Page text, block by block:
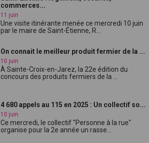
commerces...
11 juin
Une visite itinérante menée ce mercredi 10 juin
par le maire de Saint-Étienne, R...
On connait le meilleur produit fermier de la ...
10 juin
À Sainte-Croix-en-Jarez, la 22e édition du
concours des produits fermiers de la ...
4 680 appels au 115 en 2025 : Un collectif so...
10 juin
Ce mercredi, le collectif "Personne à la rue"
organise pour la 2e année un rasse...